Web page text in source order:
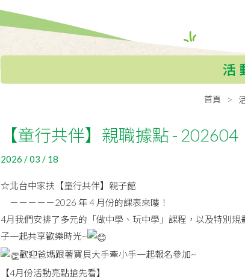
活
首頁
【童行共伴】親職據點 - 202604
2026 / 03 / 18
☆北台中家扶【童行共伴】親子館
－－－－－2026 年 4 月份的課表來嘍！
4月我們安排了多元的「做中學、玩中學」課程，以及特別
子一起共享歡樂時光~
歡迎爸媽跟著寶貝大手牽小手一起報名參加~
【4月份活動亮點搶先看】